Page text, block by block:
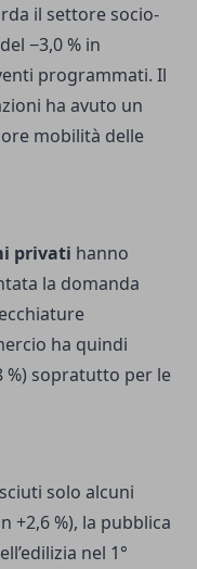
il settore socio-
−3,0 % in
programmati. Il
ha avuto un
mobilità delle
privati hanno
la domanda
ha quindi
%) sopratutto per le
solo alcuni
+2,6 %), la pubblica
nel 1°